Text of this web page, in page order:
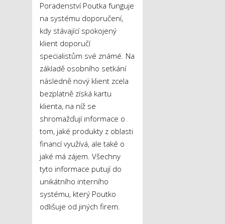
Poradenství Poutka funguje
na systému doporučení,
kdy stávající spokojený
klient doporučí
specialistům své známé. Na
základě osobního setkání
následně nový klient zcela
bezplatně získá kartu
klienta, na níž se
shromažďují informace o
tom, jaké produkty z oblasti
financí využívá, ale také o
jaké má zájem. Všechny
tyto informace putují do
unikátního interního
systému, který Poutko
odlišuje od jiných firem.